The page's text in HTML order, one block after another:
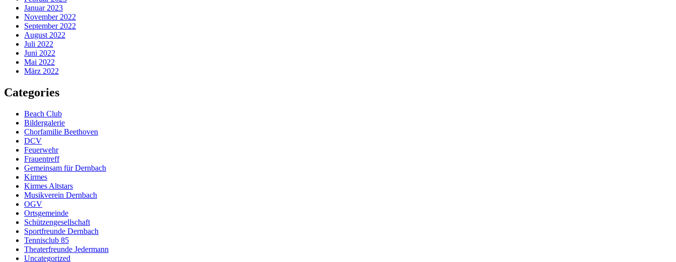
Januar 2023
November 2022
September 2022
August 2022
Juli 2022
Juni 2022
Mai 2022
März 2022
Categories
Beach Club
Bildergalerie
Chorfamilie Beethoven
DCV
Feuerwehr
Frauentreff
Gemeinsam für Dernbach
Kirmes
Kirmes Altstars
Musikverein Dernbach
OGV
Ortsgemeinde
Schützengesellschaft
Sportfreunde Dernbach
Tennisclub 85
Theaterfreunde Jedermann
Uncategorized